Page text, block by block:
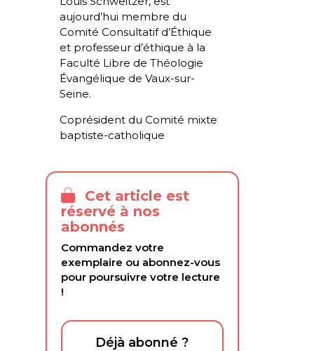
aujourd’hui membre du
Comité Consultatif d’Éthique
et professeur d’éthique à la
Faculté Libre de Théologie
Évangélique de Vaux-sur-
Seine.
Coprésident du Comité mixte
baptiste-catholique
Cet article est
réservé à nos
abonnés
Commandez votre
exemplaire ou abonnez-vous
pour poursuivre votre lecture
!
Déjà abonné ?